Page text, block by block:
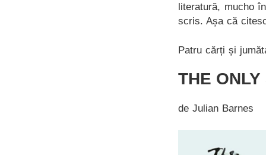
literatură, mucho
scris. Așa că
Patru cărți și
THE ONLY
de Julian Barnes